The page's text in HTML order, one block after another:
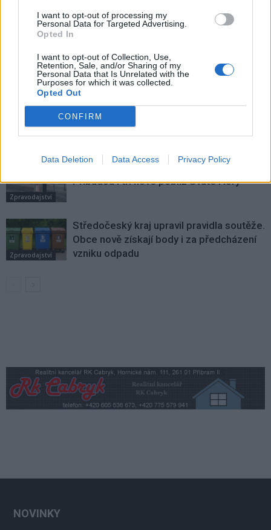
I want to opt-out of processing my
Personal Data for Targeted Advertising.
Opted In
I want to opt-out of Collection, Use,
Retention, Sale, and/or Sharing of my
Personal Data that Is Unrelated with the
Purposes for which it was collected.
Opted Out
CONFIRM
Data Deletion Data Access Privacy Policy
u Nového rybníka
vyhlášku o pohybu psů
SOUVISEJÍCÍ ČLÁNKY
VÍCE OD AUTORA
Zpravodajství
Většina koupališť na Příbramsku nabízí
výborné podmínky. Horší voda je jen na
Živohošti
Zpravodajství
Příbram modernizuje parkovací automaty.
Přibudou i tři nové poblíž Svaté Hory
Zpravodajství
Středočeský kraj upravil pravidla soutěže.
Obce nově získají body i za předcházení
vzniku odpadu
NOVINKY